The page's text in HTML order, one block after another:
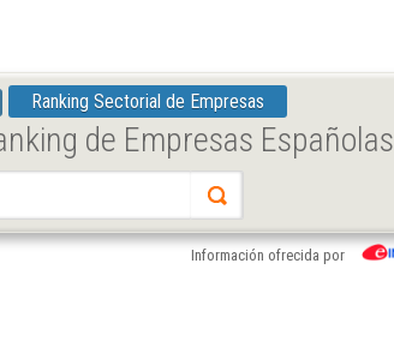
Ranking Sectorial de Empresas
de Empresas Españolas
Información ofrecida por